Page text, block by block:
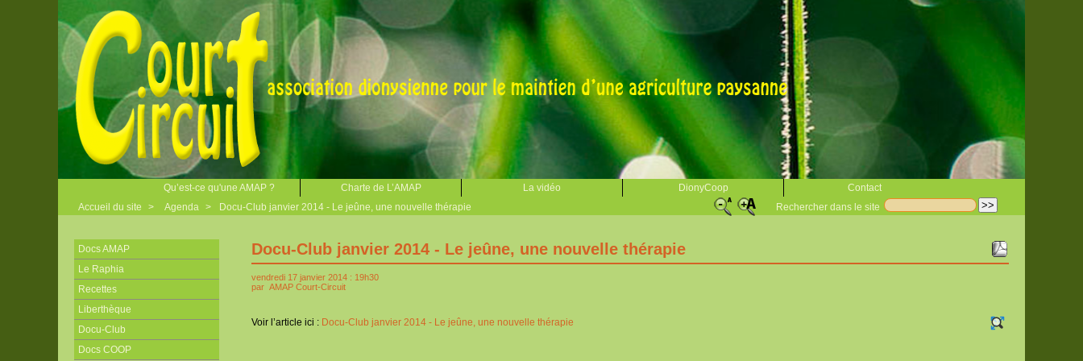
Qu’est-ce qu'une AMAP ? Charte de L’AMAP La vidéo DionyCoop
Contact
Rechercher dans le site
Accueil du site > Agenda > Docu-Club janvier 2014 - Le jeûne, une nouvelle thérapie
Docu-Club janvier 2014 - Le jeûne, une nouvelle thérapie
vendredi 17 janvier 2014 : 19h30
par AMAP Court-Circuit
Voir l’article ici : Docu-Club janvier 2014 - Le jeûne, une nouvelle thérapie
Docs AMAP
Le Raphia
Recettes
Liberthèque
Docu-Club
Docs COOP